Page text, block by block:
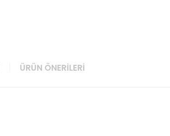
ÜRÜN ÖNERILERI